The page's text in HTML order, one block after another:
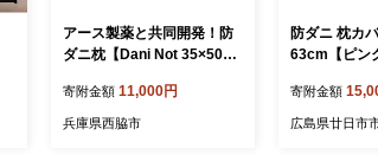
アース製薬と共同開発！防
ダニ枕【Dani Not 35×50c
寄附金額 11,000円
兵庫県西脇市
防ダニ 枕カ
63cm【ピン
寄附金額
広島県廿日市